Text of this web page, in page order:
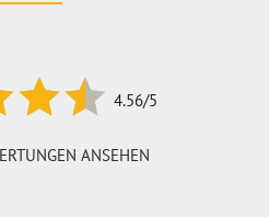
4.56/5
ANSEHEN